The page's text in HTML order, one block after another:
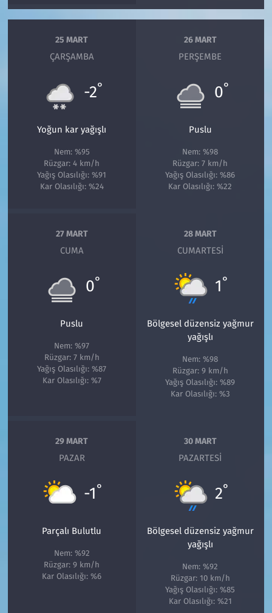
25 MART
ÇARŞAMBA
-2°
Yoğun kar yağışlı
Nem: %95
Rüzgar: 4 km/h
Yağış Olasılığı: %91
Kar Olasılığı: %24
26 MART
PERŞEMBE
0°
Puslu
Nem: %98
Rüzgar: 7 km/h
Yağış Olasılığı: %86
Kar Olasılığı: %22
27 MART
CUMA
0°
Puslu
Nem: %97
Rüzgar: 7 km/h
Yağış Olasılığı: %87
Kar Olasılığı: %7
28 MART
CUMARTESI
1°
Bölgesel düzensiz yağmur
yağışlı
Nem: %98
Rüzgar: 9 km/h
Yağış Olasılığı: %89
Kar Olasılığı: %3
29 MART
PAZAR
-1°
Parçalı Bulutlu
Nem: %92
Rüzgar: 9 km/h
Kar Olasılığı: %6
30 MART
PAZARTESI
2°
Bölgesel düzensiz yağmur
yağışlı
Nem: %92
Rüzgar: 10 km/h
Yağış Olasılığı: %85
Kar Olasılığı: %21